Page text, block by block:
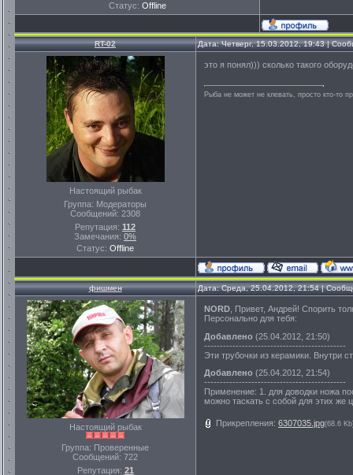
Статус: Offline
RT-02 Дата: Четверг, 15.03.2012, 19:43 |
Настоящий рыбак
Группа: Модераторы
Сообщений: 2308
Репутация: 112
Замечания: 0%
Статус: Offline
это я понял))) сколько такого
Рыба не может не клевать, просто кто-то
фишмен Дата: Среда, 25.04.2012, 21:54 |
Настоящий рыбак
Группа: Проверенные
Сообщений: 722
Репутация: 21
NORD , Привет, Андрей! Спорить
Персонально для тебя:
Добавлено (25.04.2012, 21:50)
---------------------------------------------
Эти трубочки из керамики. Внутри
Добавлено (25.04.2012, 21:54)
---------------------------------------------
Применение: 1. для доводки ножа
можно таскать с собой для этих же
Прикрепления: 6307035.jpg(68.6